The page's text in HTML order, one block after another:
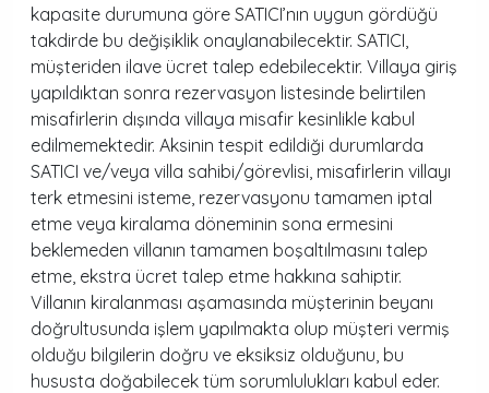
kapasite durumuna göre SATICI’nın uygun gördüğü
takdirde bu değişiklik onaylanabilecektir. SATICI,
müşteriden ilave ücret talep edebilecektir. Villaya giriş
yapıldıktan sonra rezervasyon listesinde belirtilen
misafirlerin dışında villaya misafir kesinlikle kabul
edilmemektedir. Aksinin tespit edildiği durumlarda
SATICI ve/veya villa sahibi/görevlisi, misafirlerin villayı
terk etmesini isteme, rezervasyonu tamamen iptal
etme veya kiralama döneminin sona ermesini
beklemeden villanın tamamen boşaltılmasını talep
etme, ekstra ücret talep etme hakkına sahiptir.
Villanın kiralanması aşamasında müşterinin beyanı
doğrultusunda işlem yapılmakta olup müşteri vermiş
olduğu bilgilerin doğru ve eksiksiz olduğunu, bu
hususta doğabilecek tüm sorumlulukları kabul eder.